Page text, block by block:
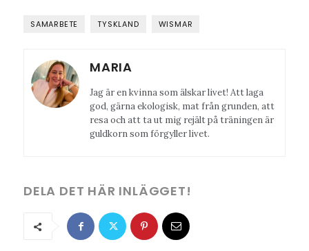
SAMARBETE TYSKLAND WISMAR
MARIA
Jag är en kvinna som älskar livet! Att laga
god, gärna ekologisk, mat från grunden, att
resa och att ta ut mig rejält på träningen är
guldkorn som förgyller livet.
DELA DET HÄR INLÄGGET!